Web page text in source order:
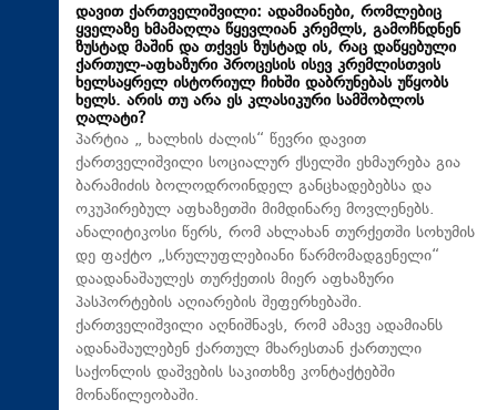
დავით ქართველიშვილი: ადამიანები, რომლებიც
ყველაზე ხმამაღლა წყევლიან კრემლს, გამოჩნდნენ
ზუსტად მაშინ და თქვეს ზუსტად ის, რაც დაწყებული
ქართულ-აფხაზური პროცესის ისევ კრემლისთვის
ხელსაყრელ ისტორიულ ჩიხში დაბრუნებას უწყობს
ხელს. არის თუ არა ეს კლასიკური სამშობლოს
ღალატი?
პარტია „ ხალხის ძალის“ წევრი დავით
ქართველიშვილი სოციალურ ქსელში ეხმაურება გია
ბარამიძის ბოლოდროინდელ განცხადებებსა და
ოკუპირებულ აფხაზეთში მიმდინარე მოვლენებს.
ანალიტიკოსი წერს, რომ ახლახან თურქეთში სოხუმის
დე ფაქტო „სრულუფლებიანი წარმომადგენელი“
დაადანაშაულეს თურქეთის მიერ აფხაზური
პასპორტების აღიარების შეფერხებაში.
ქართველიშვილი აღნიშნავს, რომ ამავე ადამიანს
ადანაშაულებენ ქართულ მხარესთან ქართული
საქონლის დაშვების საკითხზე კონტაქტებში
მონაწილეობაში.